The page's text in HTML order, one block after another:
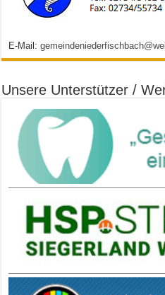
E-Mail:
Unsere Unterstützer /